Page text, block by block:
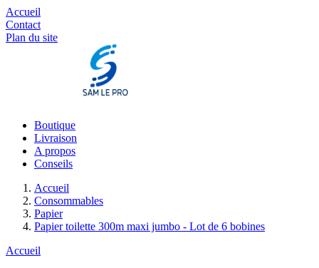
Accueil
Contact
Plan du site
Boutique
Livraison
A propos
Conseils
Accueil
Consommables
Papier
Papier toilette 300m maxi jumbo - Lot de 6 bobines
Accueil